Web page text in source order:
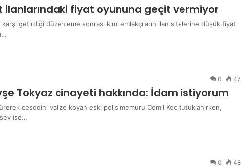
ilanlarındaki fiyat oyununa geçit vermiyor
karşı getirdiği düzenleme sonrası kimi emlakçıların ilan sitelerine düşük fiyat
0 47
Tokyaz cinayeti hakkında: İdam istiyorum
cesedini valize koyan eski polis memuru Cemil Koç tutuklanırken,
ise…
0 48